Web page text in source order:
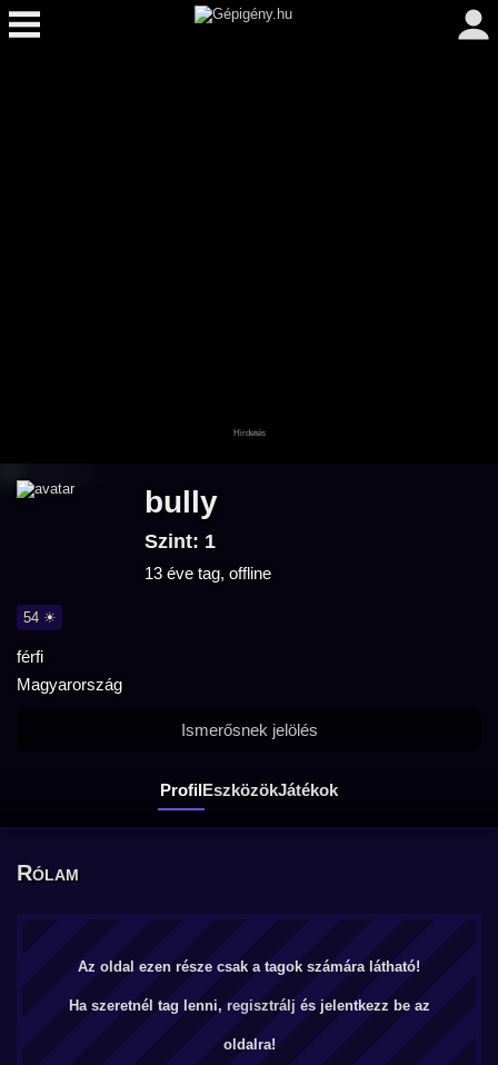
bully
Szint: 1
13 éve tag, offline
54 ☀
férfi
Magyarország
ProfilEszközökJátékok
Ismerősnek jelölés
Rólam
Az oldal ezen része csak a tagok számára látható!
Ha szeretnél tag lenni, regisztrálj és jelentkezz be az
oldalra!